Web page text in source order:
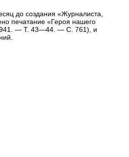
до создания «Журналиста,
печатание «Героя нашего
— Т. 43—44. — С. 761), и